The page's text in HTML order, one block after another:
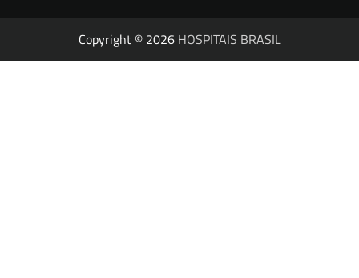
Copyright © 2026 HOSPITAIS BRASIL